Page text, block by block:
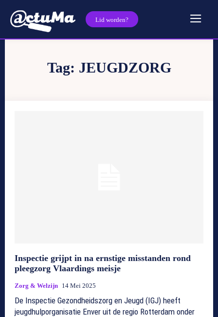
Lid worden?
Tag: JEUGDZORG
Inspectie grijpt in na ernstige misstanden rond
pleegzorg Vlaardings meisje
Zorg & Welzijn 14 Mei 2025
De Inspectie Gezondheidszorg en Jeugd (IGJ) heeft
jeugdhulporganisatie Enver uit de regio Rotterdam onder